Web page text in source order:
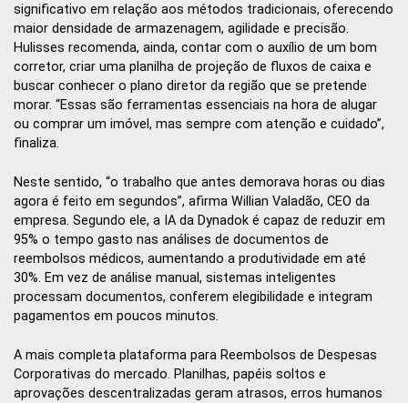
significativo em relação aos métodos tradicionais, oferecendo
maior densidade de armazenagem, agilidade e precisão.
Hulisses recomenda, ainda, contar com o auxílio de um bom
corretor, criar uma planilha de projeção de fluxos de caixa e
buscar conhecer o plano diretor da região que se pretende
morar. “Essas são ferramentas essenciais na hora de alugar
ou comprar um imóvel, mas sempre com atenção e cuidado”,
finaliza.
Neste sentido, “o trabalho que antes demorava horas ou dias
agora é feito em segundos”, afirma Willian Valadão, CEO da
empresa. Segundo ele, a IA da Dynadok é capaz de reduzir em
95% o tempo gasto nas análises de documentos de
reembolsos médicos, aumentando a produtividade em até
30%. Em vez de análise manual, sistemas inteligentes
processam documentos, conferem elegibilidade e integram
pagamentos em poucos minutos.
A mais completa plataforma para Reembolsos de Despesas
Corporativas do mercado. Planilhas, papéis soltos e
aprovações descentralizadas geram atrasos, erros humanos